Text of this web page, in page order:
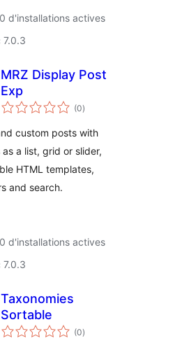
d'installations actives
7.0.3
MRZ Display Post
Exp
(0notes
en
)
custom posts with
a list, grid or slider,
HTML templates,
and search.
d'installations actives
7.0.3
Taxonomies
Sortable
(0notes
en
)